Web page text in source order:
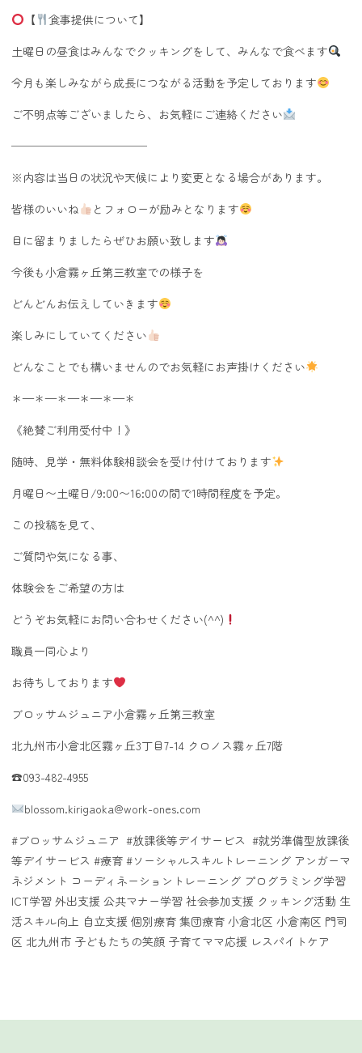
【
食事提供について】
土曜日の昼食はみんなでクッキングをして、みんなで食べます
今月も楽しみながら成長につながる活動を予定しております
ご不明点等ございましたら、お気軽にご連絡ください
────────────
※内容は当日の状況や天候により変更となる場合があります。
皆様のいいね
とフォローが励みとなります
目に留まりましたらぜひお願い致します
今後も小倉霧ヶ丘第三教室での様子を
どんどんお伝えしていきます
楽しみにしていてください
どんなことでも構いませんのでお気軽にお声掛けください
＊—＊—＊—＊—＊—＊
《絶賛ご利用受付中！》
随時、見学・無料体験相談会を受け付けております
月曜日〜土曜日/9:00〜16:00の間で1時間程度を予定。
この投稿を見て、
ご質問や気になる事、
体験会をご希望の方は
どうぞお気軽にお問い合わせください(^^)
職員一同心より
お待ちしております
ブロッサムジュニア小倉霧ヶ丘第三教室
北九州市小倉北区霧ヶ丘3丁目7-14 クロノス霧ヶ丘7階
☎︎093-482-4955
blossom.kirigaoka@work-ones.com
​#ブロッサムジュニア #放課後等デイサービス #就労準備型放課後
等デイサービス #療育 #ソーシャルスキルトレーニング アンガーマ
ネジメント コーディネーショントレーニング プログラミング学習
ICT学習 外出支援 公共マナー学習 社会参加支援 クッキング活動 生
活スキル向上 自立支援 個別療育 集団療育 小倉北区 小倉南区 門司
区 北九州市 子どもたちの笑顔 子育てママ応援 レスパイトケア